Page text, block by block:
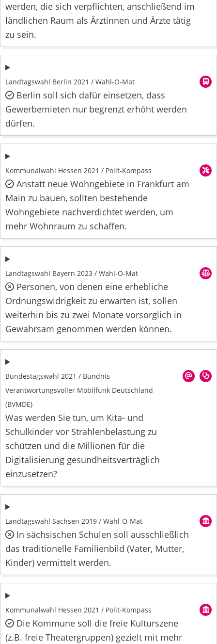
werden, die sich verpflichten, anschließend im
ländlichen Raum als Ärztinnen und Ärzte tätig
zu sein.
Landtagswahl Berlin 2021 / Wahl-O-Mat
Berlin soll sich dafür einsetzen, dass
Gewerbemieten nur begrenzt erhöht werden
dürfen.
Kommunalwahl Hessen 2021 / Polit-Kompass
Anstatt neue Wohngebiete in Frankfurt am
Main zu bauen, sollten bestehende
Wohngebiete nachverdichtet werden, um
mehr Wohnraum zu schaffen.
Landtagswahl Bayern 2023 / Wahl-O-Mat
Personen, von denen eine erhebliche
Ordnungswidrigkeit zu erwarten ist, sollen
weiterhin bis zu zwei Monate vorsorglich in
Gewahrsam genommen werden können.
Bundestagswahl 2021 / Bündnis
Verantwortungsvoller Mobilfunk Deutschland
(BVMDE)
Was werden Sie tun, um Kita- und
Schulkinder vor Strahlenbelastung zu
schützen und die Millionen für die
Digitalisierung gesundheitsverträglich
einzusetzen?
Landtagswahl Sachsen 2019 / Wahl-O-Mat
In sächsischen Schulen soll ausschließlich
das traditionelle Familienbild (Vater, Mutter,
Kinder) vermittelt werden.
Kommunalwahl Hessen 2021 / Polit-Kompass
Die Kommune soll die freie Kulturszene
(z.B. freie Theatergruppen) gezielt mit mehr